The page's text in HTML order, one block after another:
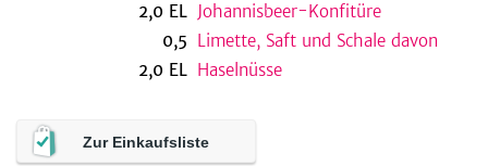
2,0 EL Johannisbeer-Konfitüre
0,5 Limette, Saft und Schale davon
2,0 EL Haselnüsse
Zur Einkaufsliste